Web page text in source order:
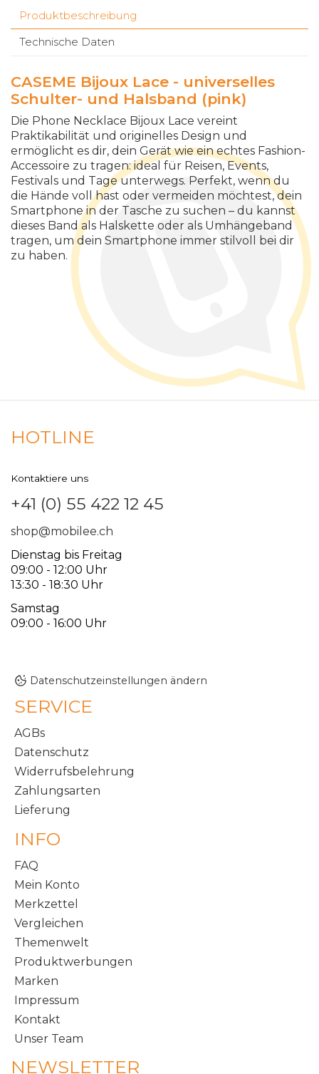
Produktbeschreibung
Technische Daten
CASEME Bijoux Lace - universelles
Schulter- und Halsband (pink)
Die Phone Necklace Bijoux Lace vereint
Praktikabilität und originelles Design und
ermöglicht es dir, dein Gerät wie ein echtes Fashion-
Accessoire zu tragen: ideal für Reisen, Events,
Festivals und Tage unterwegs. Perfekt, wenn du
die Hände voll hast oder vermeiden möchtest, dein
Smartphone in der Tasche zu suchen – du kannst
dieses Band als Halskette oder als Umhängeband
tragen, um dein Smartphone immer stilvoll bei dir
zu haben.
HOTLINE
Kontaktiere uns
+41 (0) 55 422 12 45
shop@mobilee.ch
Dienstag bis Freitag
09:00 - 12:00 Uhr
13:30 - 18:30 Uhr
Samstag
09:00 - 16:00 Uhr
Datenschutzeinstellungen ändern
SERVICE
AGBs
Datenschutz
Widerrufsbelehrung
Zahlungsarten
Lieferung
INFO
FAQ
Mein Konto
Merkzettel
Vergleichen
Themenwelt
Produktwerbungen
Marken
Impressum
Kontakt
Unser Team
NEWSLETTER